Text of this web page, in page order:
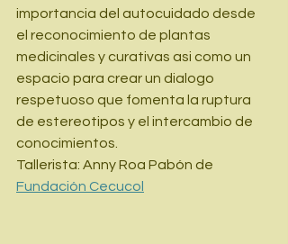
importancia del autocuidado desde
el reconocimiento de plantas
medicinales y curativas asi como un
espacio para crear un dialogo
respetuoso que fomenta la ruptura
de estereotipos y el intercambio de
conocimientos.
Tallerista: Anny Roa Pabón de
Fundación Cecucol